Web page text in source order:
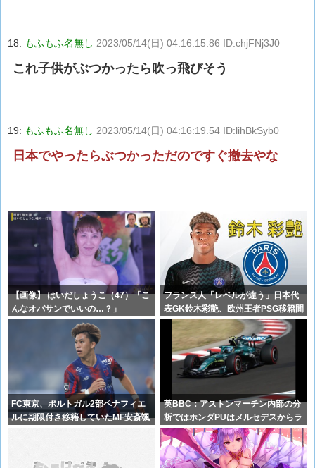
18: もふもふ名無し 2023/05/14(日) 04:16:15.86 ID:chjFNj3J0
これ子供がぶつかったら吹っ飛びそう
19: もふもふ名無し 2023/05/14(日) 04:16:19.54 ID:lihBkSyb0
日本でやったらぶつかっただのですぐ撤去やな
【画像】 はいだしょうこ（47）「こ
んなオバサンでいいの…？」
フランス人「レベルが違う」日本代
表GK鈴木彩艶、欧州王者PSG移籍間
近に
FC東京、ポルトガル2部ペナフィエ
ルに期限付き移籍していたMF安斎颯
英BBC：アストンマーチン内部の分
析ではホンダPUはメルセデスからラ
ップ